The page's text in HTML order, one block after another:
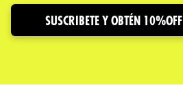
SUSCRIBETE Y OBTÉN 10%OFF